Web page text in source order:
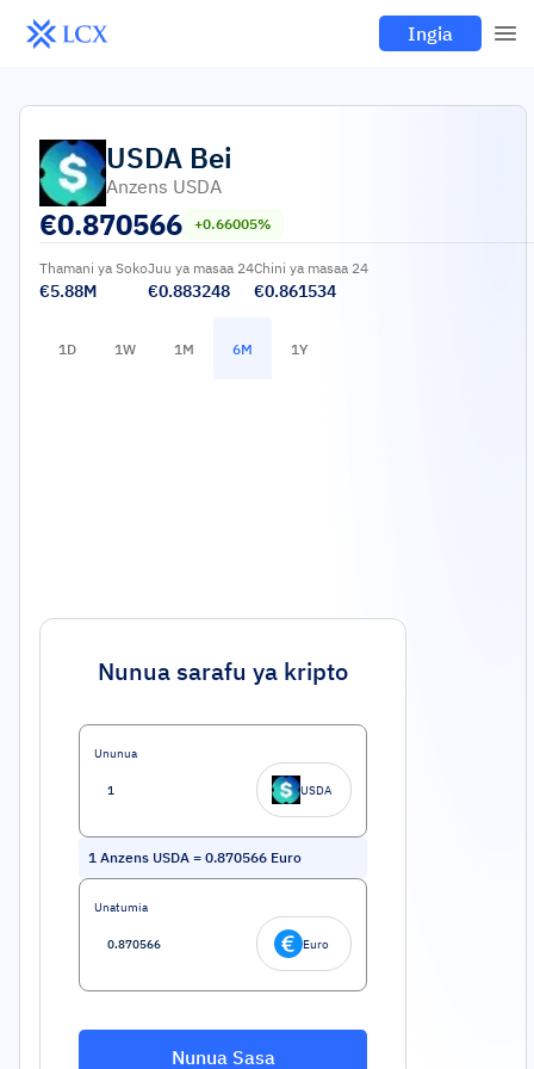
Ingia
USDA Bei
Anzens USDA
€0.870566 +0.66005%
Thamani ya Soko
€5.88M
Juu ya masaa 24
€0.883248
Chini ya masaa 24
€0.861534
1D 1W 1M 6M 1Y
Nunua sarafu ya kripto
Ununua
USDA
1 Anzens USDA = 0.870566 Euro
Unatumia
Euro
Nunua Sasa